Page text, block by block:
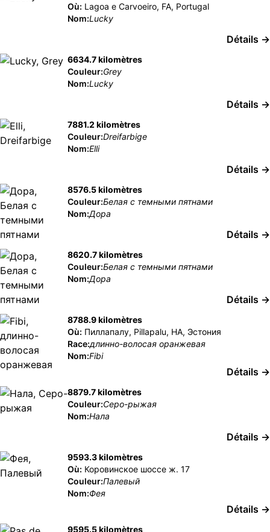
Où: Lagoa e Carvoeiro, FA, Portugal
Nom:Lucky
Détails →
6634.7 kilomètres
Couleur:Grey
Nom:Lucky
Détails →
7881.2 kilomètres
Couleur:Dreifarbige
Nom:Elli
Détails →
8576.5 kilomètres
Couleur:Белая с темными пятнами
Nom:Дора
Détails →
8620.7 kilomètres
Couleur:Белая с темными пятнами
Nom:Дора
Détails →
8788.9 kilomètres
Où: Пиллапалу, Pillapalu, HA, Эстония
Race:длинно-волосая оранжевая
Nom:Fibi
Détails →
8879.7 kilomètres
Couleur:Серо-рыжая
Nom:Нала
Détails →
9593.3 kilomètres
Où: Коровинское шоссе ж. 17
Couleur:Палевый
Nom:Фея
Détails →
9595.5 kilomètres